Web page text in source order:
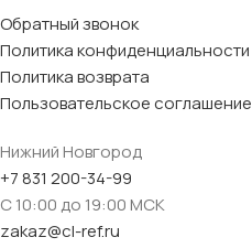
Обратный звонок
Политика конфиденциальности
Политика возврата
Пользовательское соглашение
Нижний Новгород
+7 831 200-34-99
С 10:00 до 19:00 МСК
zakaz@cl-ref.ru